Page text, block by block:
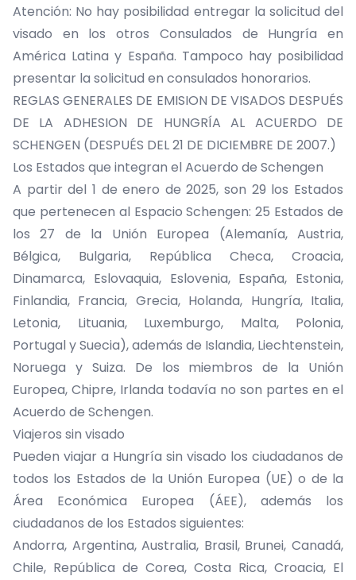
Atención: No hay posibilidad entregar la solicitud del
visado en los otros Consulados de Hungría en
América Latina y España. Tampoco hay posibilidad
presentar la solicitud en consulados honorarios.
REGLAS GENERALES DE EMISION DE VISADOS DESPUÉS
DE LA ADHESION DE HUNGRÍA AL ACUERDO DE
SCHENGEN (DESPUÉS DEL 21 DE DICIEMBRE DE 2007.)
Los Estados que integran el Acuerdo de Schengen
A partir del 1 de enero de 2025, son 29 los Estados
que pertenecen al Espacio Schengen: 25 Estados de
los 27 de la Unión Europea (Alemanía, Austria,
Bélgica, Bulgaria, República Checa, Croacia,
Dinamarca, Eslovaquia, Eslovenia, España, Estonia,
Finlandia, Francia, Grecia, Holanda, Hungría, Italia,
Letonia, Lituania, Luxemburgo, Malta, Polonia,
Portugal y Suecia), además de Islandia, Liechtenstein,
Noruega y Suiza. De los miembros de la Unión
Europea, Chipre, Irlanda todavía no son partes en el
Acuerdo de Schengen.
Viajeros sin visado
Pueden viajar a Hungría sin visado los ciudadanos de
todos los Estados de la Unión Europea (UE) o de la
Área Económica Europea (ÁEE), además los
ciudadanos de los Estados siguientes:
Andorra, Argentina, Australia, Brasil, Brunei, Canadá,
Chile, República de Corea, Costa Rica, Croacia, El